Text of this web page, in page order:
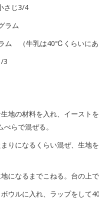
さじ3/4
ラム
ム （牛乳は40℃くらいにあ
3
地の材料を入れ、イースト
らで混ぜる。
りになるくらい混ぜ、生地
になるまでこねる。台の上で
ウルに入れ、ラップをして